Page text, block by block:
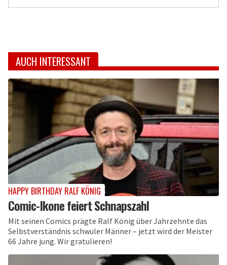
AUCH INTERESSANT
HAPPY BIRTHDAY RALF KÖNIG
Comic-Ikone feiert Schnapszahl
Mit seinen Comics prägte Ralf König über Jahrzehnte das
Selbstverständnis schwuler Männer – jetzt wird der Meister
66 Jahre jung. Wir gratulieren!